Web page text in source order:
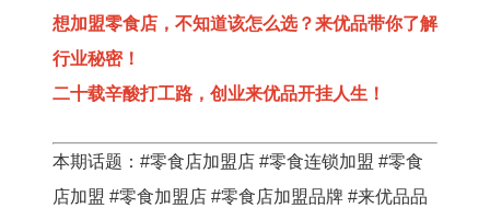
想加盟零食店，不知道该怎么选？来优品带你了解
行业秘密！
二十载辛酸打工路，创业来优品开挂人生！
本期话题：#零食店加盟店 #零食连锁加盟 #零食
店加盟 #零食加盟店 #零食店加盟品牌 #来优品品